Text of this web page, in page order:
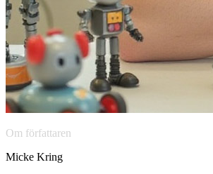
Om författaren
Micke Kring